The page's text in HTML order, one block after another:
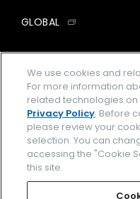
GLOBAL
企業情
プライバシーポリ
We use cookies and
For more information
related technologies
Privacy Policy. Before
please review your
selection. You can
accessing the "Cookie
this site.